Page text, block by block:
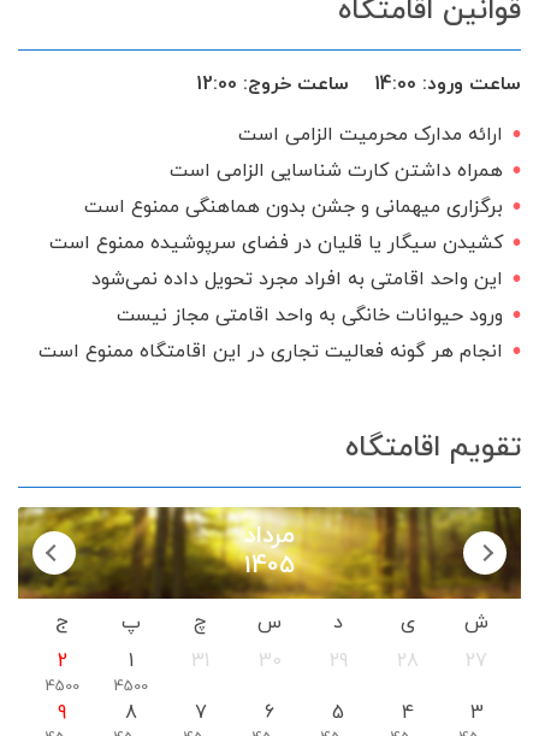
قوانین اقامتگاه
ساعت ورود: 14:00 ساعت خروج: 12:00
ارائه مدارک محرمیت الزامی است
همراه داشتن کارت شناسایی الزامی است
برگزاری میهمانی و جشن بدون هماهنگی ممنوع است
کشیدن سیگار یا قلیان در فضای سرپوشیده ممنوع است
این واحد اقامتی به افراد مجرد تحویل داده نمی‌شود
ورود حیوانات خانگی به واحد اقامتی مجاز نیست
انجام هر گونه فعالیت تجاری در این اقامتگاه ممنوع است
تقویم اقامتگاه
مرداد
1405
ش ی د س چ پ
ج
27
28
29
30
31
1
4500
2
4500
3
4
5
6
7
8
9